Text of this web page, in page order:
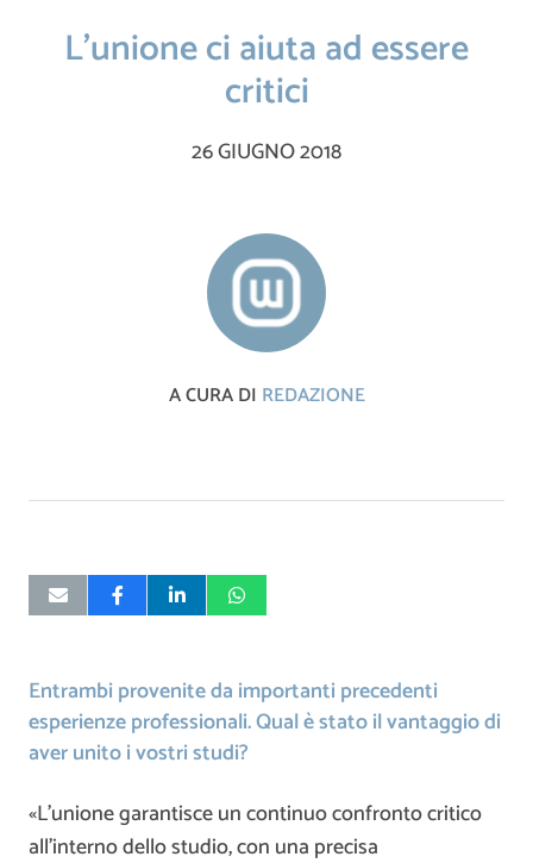
L’unione ci aiuta ad essere
critici
26 GIUGNO 2018
A CURA DI REDAZIONE
Entrambi provenite da importanti precedenti
esperienze professionali. Qual è stato il vantaggio di
aver unito i vostri studi?
«L’unione garantisce un continuo confronto critico
all’interno dello studio, con una precisa